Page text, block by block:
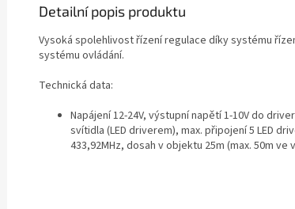
Detailní popis produktu
Vysoká spolehlivost řízení regulace díky systému
systému ovládání.
Technická data:
Napájení 12-24V, výstupní napětí 1-10V do
svítidla (LED driverem), max. připojení 5 LED
433,92MHz, dosah v objektu 25m (max. 50m